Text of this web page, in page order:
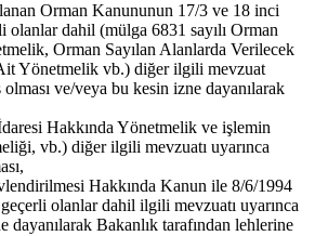
Orman Kanununun 17/3 ve 18 inci
dahil (mülga 6831 sayılı Orman
Orman Sayılan Alanlarda Verilecek
Yönetmelik vb.) diğer ilgili mevzuat
ve/veya bu kesin izne dayanılarak
Hakkında Yönetmelik ve işlemin
vb.) diğer ilgili mevzuatı uyarınca
Hakkında Kanun ile 8/6/1994
olanlar dahil ilgili mevzuatı uyarınca
dayanılarak Bakanlık tarafından lehlerine